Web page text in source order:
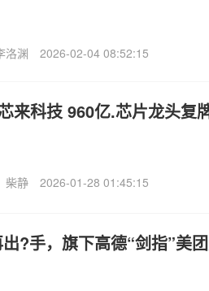
洛渊 2026-02-04 08:52:15
来科技 960亿.芯片龙头复
柴静 2026-01-28 01:45:15
?手，旗下高德“剑指”美